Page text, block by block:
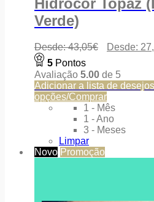
Hidrocor Topaz
Verde)
Desde:43,05€ Desde:
5 Pontos
Avaliação 5.00 de 5
Adicionar a lista de desejos
opções/Comprar
1 - Mês
1 - Ano
3 - Meses
Limpar
Novo Promoção